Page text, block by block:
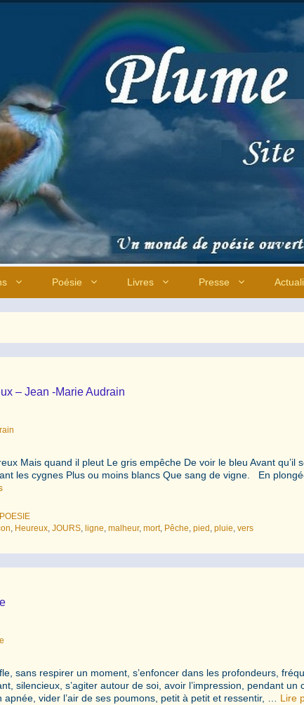
Poésie Livres Presse
– Jean -Marie Audrain
Mais quand il pleut Le gris empêche De voir le bleu Avant
les cygnes Plus ou moins blancs Que sang de vigne. En
POESIE
Heureux ,JOURS ,ligne ,malheur,mort, Pêche ,pied ,pluie ,vers
sans respirer un moment, s’enfoncer dans les profondeurs,
silencieux, s’agiter autour de soi, avoir l’impression, pendant un
vider l’air de ses poumons, petit à petit et ressentir, … Lire